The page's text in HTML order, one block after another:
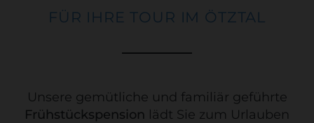
FÜR IHRE TOUR IM ÖTZTAL
Unsere gemütliche und familiär geführte
Frühstückspension lädt Sie zum Urlauben